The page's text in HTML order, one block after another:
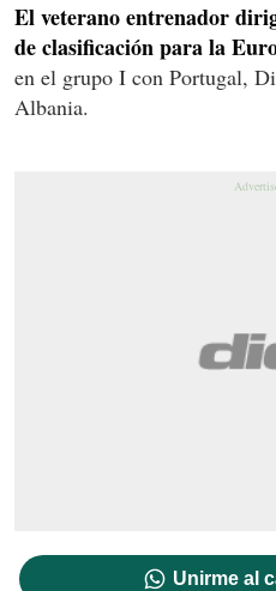
El veterano entrenador
de clasificación para la
en el grupo I con Portugal,
Albania.
Unirme al